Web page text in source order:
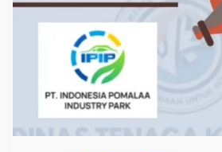
a
a
t
r
y